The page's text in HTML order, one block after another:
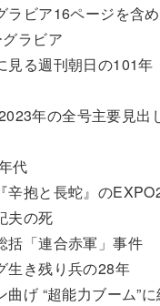
ラビア16ページを含
ラビア
見る週刊朝日の101
年の全号主要見出
代
辛抱と長蛇』の
夫の死
括「連合赤軍」事件
生き残り兵の28年
曲げ “超能力ブーム”